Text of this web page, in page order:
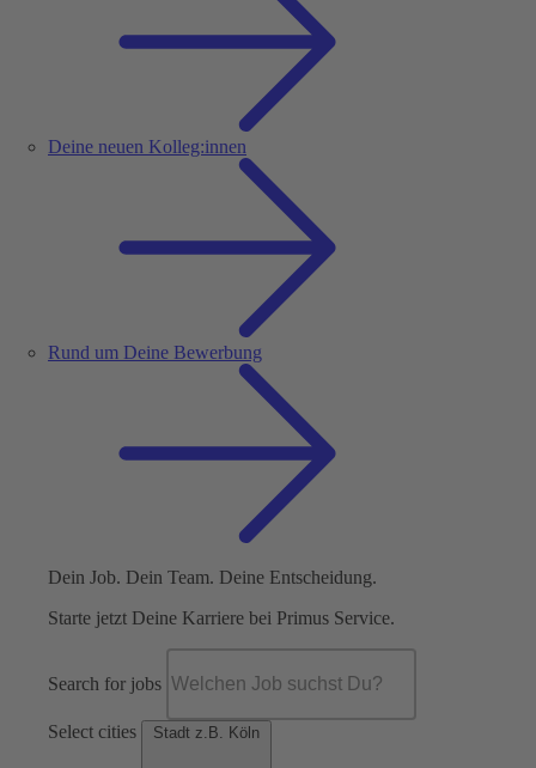
Deine neuen Kolleg:innen
Rund um Deine Bewerbung
Dein Job. Dein Team. Deine Entscheidung.
Starte jetzt Deine Karriere bei Primus Service.
Search for jobs
Select cities Stadt z.B. Köln